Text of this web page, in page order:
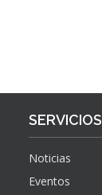
SERVICIOS
Noticias
Eventos